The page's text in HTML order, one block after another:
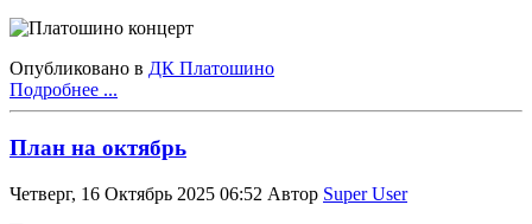
Опубликовано в ДК Платошино
Подробнее ...
План на октябрь
Четверг, 16 Октябрь 2025 06:52 Автор Super User